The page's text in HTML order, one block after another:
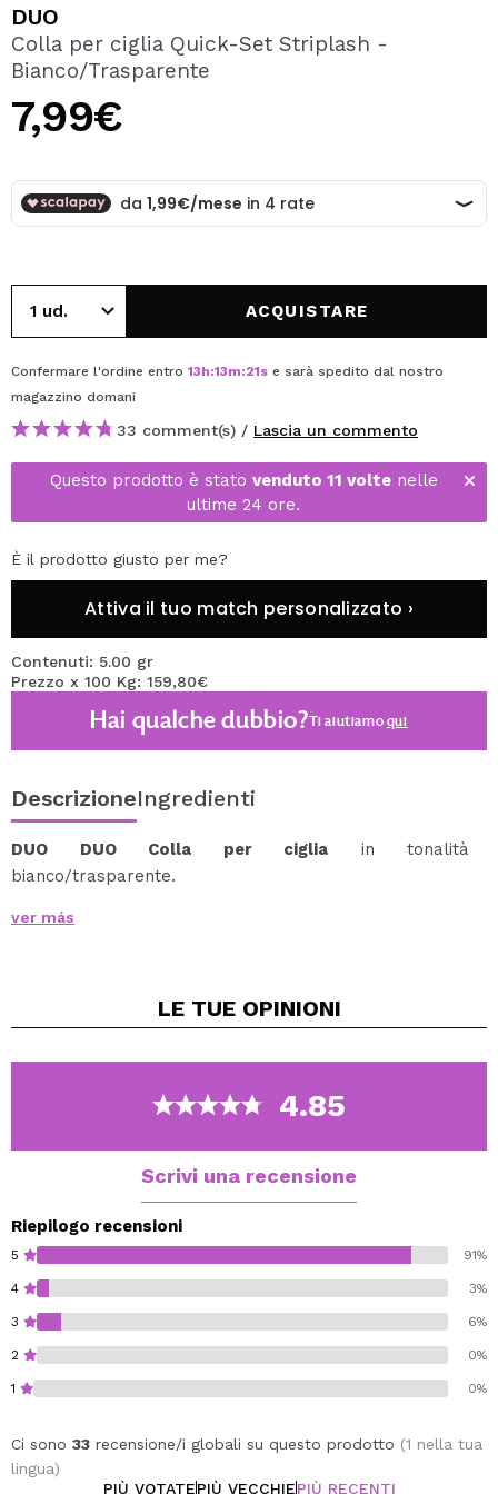
Creando un account su Maquibeauty.it potrai fare i tuoi
acquisti velocemente, controllare lo stato dei tuoi ordini e
DUO
Colla per ciglia Quick-Set Striplash -
Bianco/Trasparente
7,99€
ACQUISTARE
Confermare l'ordine entro 13h:13m:21s e sarà spedito dal nostro
magazzino domani
33 comment(s) / Lascia un commento
Questo prodotto è stato venduto 11 voltenelle
ultime 24 ore.
È il prodotto giusto per me?
Attiva il tuo match personalizzato ›
Contenuti: 5.00 gr
Prezzo x 100 Kg: 159,80€
Hai qualche dubbio?Ti aiutiamoqui
DescrizioneIngredienti
DUO DUO Colla per ciglia in tonalità
bianco/trasparente.
alle tue ciglia finte preferite, in soli 5 secondi.
per diventare appiccicosa e fornire una presa salda e
In un tubo con applicatore in silicone per
un'applicazione facile, controllata e precisa, questa
che durano tutto il giorno.
Trasparente una volta asciutto.
ver más
LE TUE OPINIONI
4.85
Scrivi una recensione
Riepilogo recensioni
5 91%
4 3%
3 6%
2 0%
1 0%
Ci sono 33 recensione/i globali su questo prodotto (1 nella tua
lingua)
PIÙ VOTATEPIÙ VECCHIEPIÙ RECENTI